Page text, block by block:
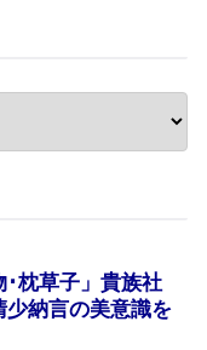
･枕草子」貴族社
納言の美意識を